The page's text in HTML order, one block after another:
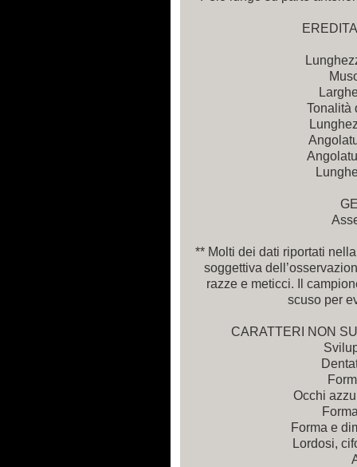
Tonalità
** Molti dei dati riportati
soggettiva
razze e meticci. Il
scuso per
CARATTERI NON
Occhi
Forma e
Lordosi,